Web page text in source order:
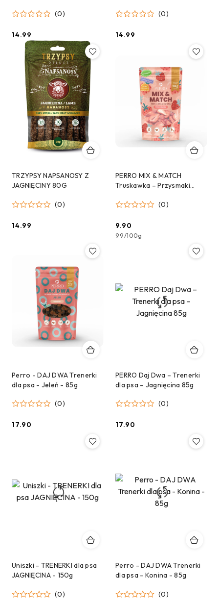
(0)
Cena:
14.99
(0)
Cena:
14.99
TRZYPSY NAPSANOSY Z
JAGNIĘCINY 80G
(0)
Cena:
14.99
PERRO MIX & MATCH
Truskawka – Przysmaki
(0)
Cena:
9.90
99/100g
Perro - DAJ DWA Trenerki
dla psa - Jeleń - 85g
(0)
Cena:
17.90
PERRO Daj Dwa – Trenerki
dla psa – Jagnięcina 85g
(0)
Cena:
17.90
Uniszki - TRENERKI dla psa
JAGNIĘCINA - 150g
(0)
Perro - DAJ DWA Trenerki
dla psa - Konina - 85g
(0)